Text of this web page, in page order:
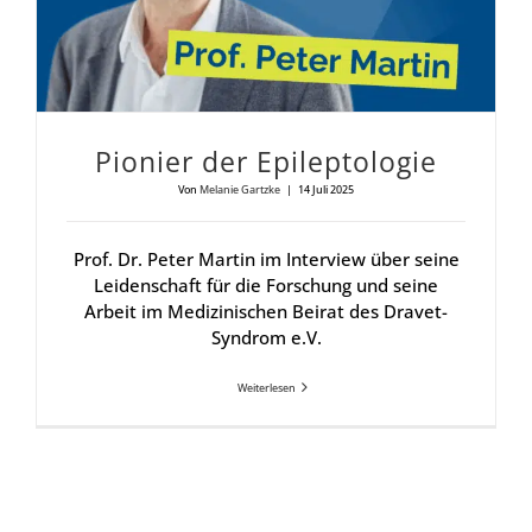
Pio­nier der Epi­lep­to­lo­gie
Von Melanie Gartzke | 14 Juli 2025
Prof. Dr. Peter Martin im Interview über seine
Leidenschaft für die Forschung und seine
Arbeit im Medizinischen Beirat des Dravet-
Syndrom e.V.
Weiterlesen